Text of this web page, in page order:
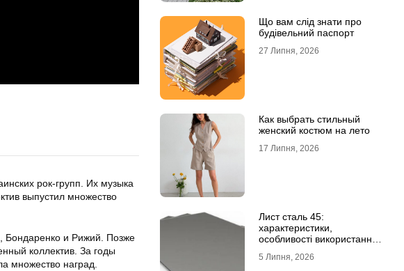
рок-групп. Их музыка
выпустил множество
Бондаренко и Рижий. Позже
коллектив. За годы
множество наград.
Що вам слід знати про
будівельний паспорт
27 Липня, 2026
Как выбрать стильный
женский костюм на лето
17 Липня, 2026
Лист сталь 45:
характеристики,
особливості використання
5 Липня, 2026